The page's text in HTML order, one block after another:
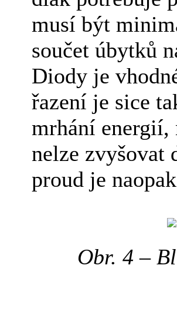
musí být
součet úbytků
Diody je
řazení je sice
mrhání energií,
nelze zvyšovat
proud je
Obr. 4 –